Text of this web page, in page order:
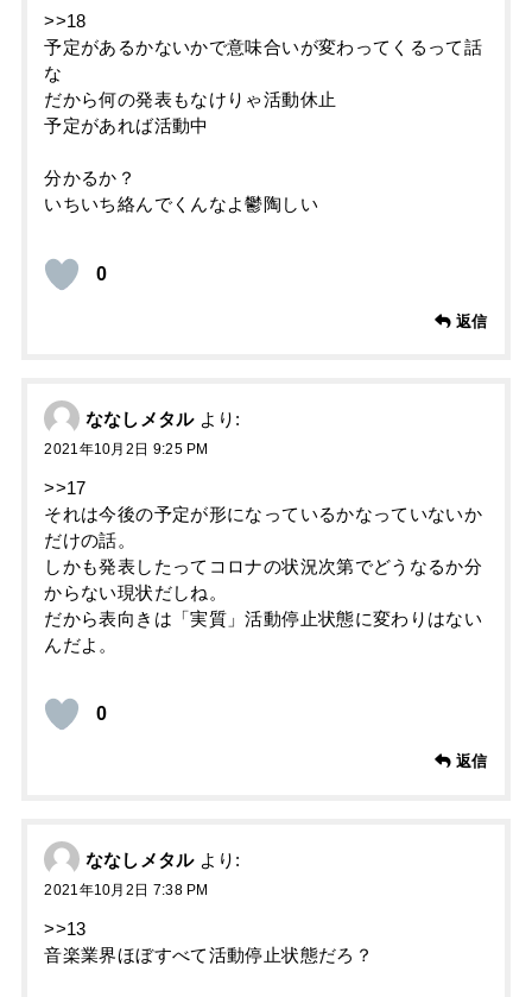
>>18
予定があるかないかで意味合いが変わってくるって話
な
だから何の発表もなけりゃ活動休止
予定があれば活動中
分かるか？
いちいち絡んでくんなよ鬱陶しい
0
返信
ななしメタル より:
2021年10月2日 9:25 PM
>>17
それは今後の予定が形になっているかなっていないか
だけの話。
しかも発表したってコロナの状況次第でどうなるか分
からない現状だしね。
だから表向きは「実質」活動停止状態に変わりはない
んだよ。
0
返信
ななしメタル より:
2021年10月2日 7:38 PM
>>13
音楽業界ほぼすべて活動停止状態だろ？